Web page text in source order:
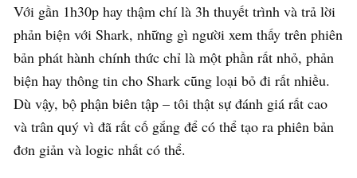
Với gần 1h30p hay thậm chí là 3h thuyết trình và trả lời
phản biện với Shark, những gì người xem thấy trên phiên
bản phát hành chính thức chỉ là một phần rất nhỏ, phản
biện hay thông tin cho Shark cũng loại bỏ đi rất nhiều.
Dù vậy, bộ phận biên tập – tôi thật sự đánh giá rất cao
và trân quý vì đã rất cố gắng để có thể tạo ra phiên bản
đơn giản và logic nhất có thể.